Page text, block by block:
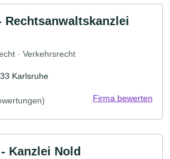
Rechtsanwaltskanzlei
· Verkehrsrecht
Karlsruhe
Firma bewerten
Kanzlei Nold